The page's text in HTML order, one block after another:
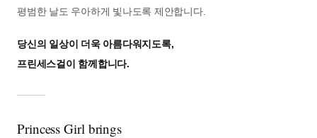
평범한 날도 우아하게 빛나도록 제안합니다.
당신의 일상이 더욱 아름다워지도록,
프린세스걸이 함께합니다.
Princess Girl brings